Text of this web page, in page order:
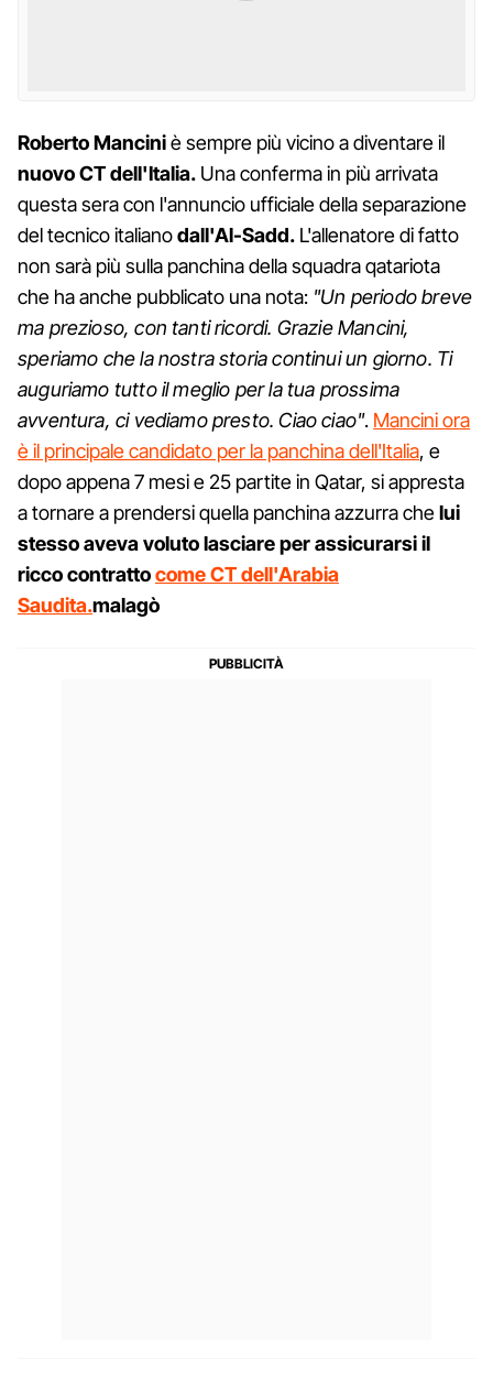
Roberto Manciniè sempre più vicino a diventare il
nuovo CT dell'Italia. Una conferma in più arrivata
questa sera con l'annuncio ufficiale della separazione
del tecnico italianodall'Al-Sadd. L'allenatore di fatto
non sarà più sulla panchina della squadra qatariota
che ha anche pubblicato una nota: "Un periodo breve
ma prezioso, con tanti ricordi. Grazie Mancini,
speriamo che la nostra storia continui un giorno. Ti
auguriamo tutto il meglio per la tua prossima
avventura, ci vediamo presto. Ciao ciao". Mancini ora
è il principale candidato per la panchina dell'Italia, e
dopo appena 7 mesi e 25 partite in Qatar, si appresta
a tornare a prendersi quella panchina azzurra chelui
stesso aveva voluto lasciare per assicurarsi il
ricco contrattocome CT dell'Arabia
Saudita.malagò